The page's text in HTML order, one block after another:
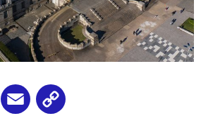
WhatsApp
Email